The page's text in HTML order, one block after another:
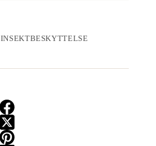
INSEKTBESKYTTELSE